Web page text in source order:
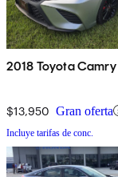
2018 Toyota Camry
$13,950 Gran oferta
Incluye tarifas de conc.